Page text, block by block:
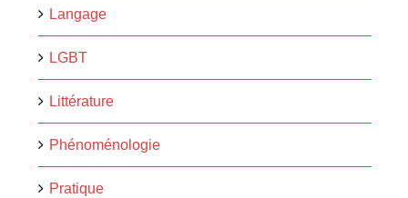
Langage
LGBT
Littérature
Phénoménologie
Pratique